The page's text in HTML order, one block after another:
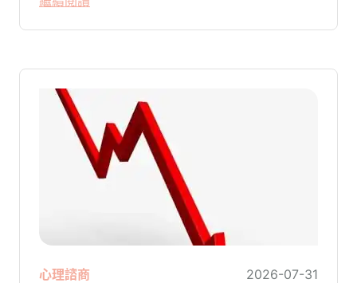
系統在長久使用之下，突然在某一次需要處
理更高層次的資料時，電腦呈現當機現象，
造成重大影響。
心理諮商 2026-07-31